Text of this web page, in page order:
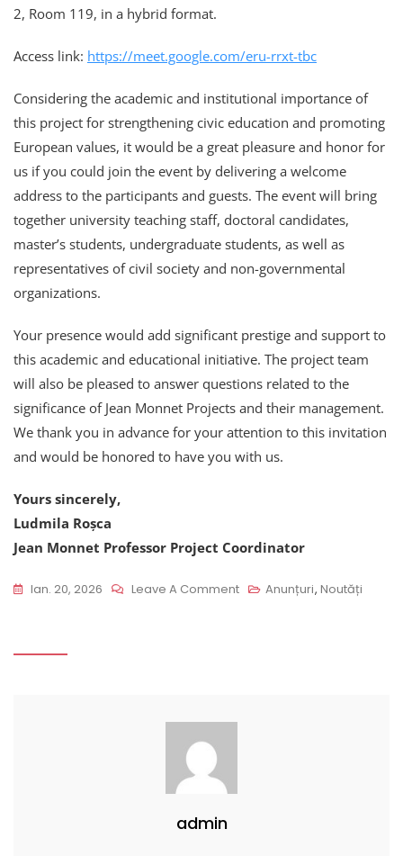
2, Room 119, in a hybrid format.
Access link: https://meet.google.com/eru-rrxt-tbc
Considering the academic and institutional importance of
this project for strengthening civic education and promoting
European values, it would be a great pleasure and honor for
us if you could join the event by delivering a welcome
address to the participants and guests. The event will bring
together university teaching staff, doctoral candidates,
master’s students, undergraduate students, as well as
representatives of civil society and non-governmental
organizations.
Your presence would add significant prestige and support to
this academic and educational initiative. The project team
will also be pleased to answer questions related to the
significance of Jean Monnet Projects and their management.
We thank you in advance for your attention to this invitation
and would be honored to have you with us.
Yours sincerely,
Ludmila Roșca
Jean Monnet Professor Project Coordinator
Ian. 20, 2026 Leave A CommentOn Anunțuri, Noutăți
admin